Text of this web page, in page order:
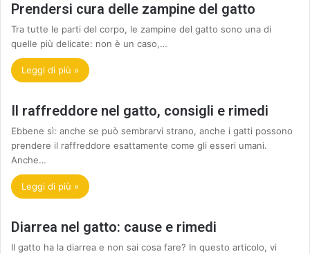
Prendersi cura delle zampine del gatto
Tra tutte le parti del corpo, le zampine del gatto sono una di
quelle più delicate: non è un caso,…
Leggi di più »
Il raffreddore nel gatto, consigli e rimedi
Ebbene sì: anche se può sembrarvi strano, anche i gatti possono
prendere il raffreddore esattamente come gli esseri umani.
Anche…
Leggi di più »
Diarrea nel gatto: cause e rimedi
Il gatto ha la diarrea e non sai cosa fare? In questo articolo, vi